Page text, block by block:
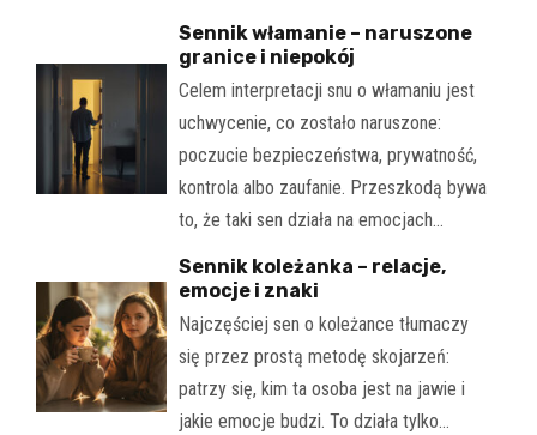
Sennik włamanie – naruszone
granice i niepokój
Celem interpretacji snu o włamaniu jest
uchwycenie, co zostało naruszone:
poczucie bezpieczeństwa, prywatność,
kontrola albo zaufanie. Przeszkodą bywa
to, że taki sen działa na emocjach…
Sennik koleżanka – relacje,
emocje i znaki
Najczęściej sen o koleżance tłumaczy
się przez prostą metodę skojarzeń:
patrzy się, kim ta osoba jest na jawie i
jakie emocje budzi. To działa tylko…